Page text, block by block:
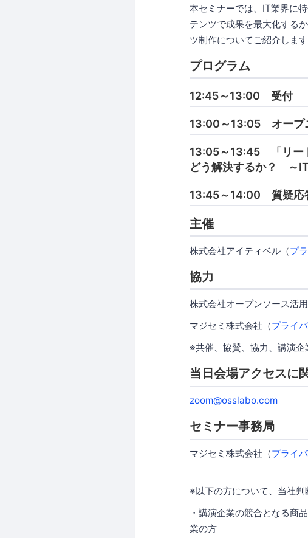
本セミナーでは、IT業界に
テンツで成果を最大化する
ツ制作についてご紹介します
プログラム
12:45～13:00 受付
13:00～13:05 オープ
13:05～13:45 「リー
どう解決するか？ ～
13:45～14:00 質疑応
主催
株式会社アイティベル（プ
協力
株式会社オープンソース活
マジセミ株式会社（プライ
※共催、協賛、協力、講演企
当日会場アクセスに
zoom@osslabo.com
セミナー事務局
マジセミ株式会社（プライ
※以下の方について、当社判
・講演企業の競合となる商
業の方